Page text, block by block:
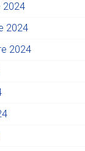
2024
2024
2024